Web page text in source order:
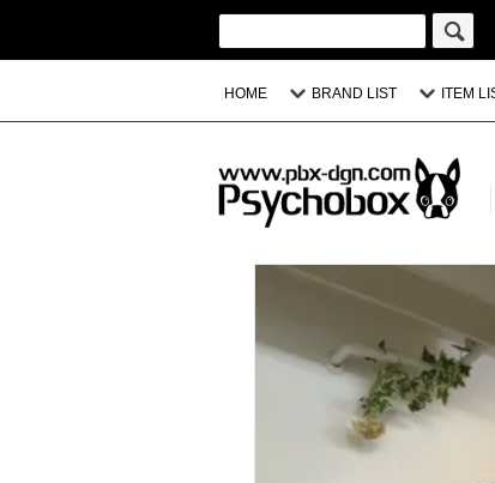
HOME BRAND LIST ITEM